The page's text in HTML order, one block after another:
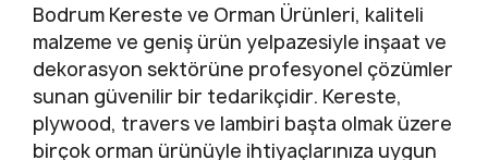
Bodrum Kereste ve Orman Ürünleri, kaliteli
malzeme ve geniş ürün yelpazesiyle inşaat ve
dekorasyon sektörüne profesyonel çözümler
sunan güvenilir bir tedarikçidir. Kereste,
plywood, travers ve lambiri başta olmak üzere
birçok orman ürünüyle ihtiyaçlarınıza uygun